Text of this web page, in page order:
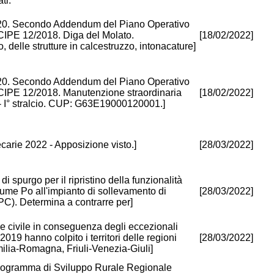
Secondo Addendum del Piano Operativo
12/2018. Diga del Molato.
delle strutture in calcestruzzo, intonacature]
[18/02/2022]
Secondo Addendum del Piano Operativo
12/2018. Manutenzione straordinaria
stralcio. CUP: G63E19000120001.]
[18/02/2022]
2022 - Apposizione visto.] [28/03/2022]
spurgo per il ripristino della funzionalità
Po all'impianto di sollevamento di
Determina a contrarre per]
[28/03/2022]
civile in conseguenza degli eccezionali
hanno colpito i territori delle regioni
Romagna, Friuli-Venezia-Giuli]
[28/03/2022]
di Sviluppo Rurale Regionale